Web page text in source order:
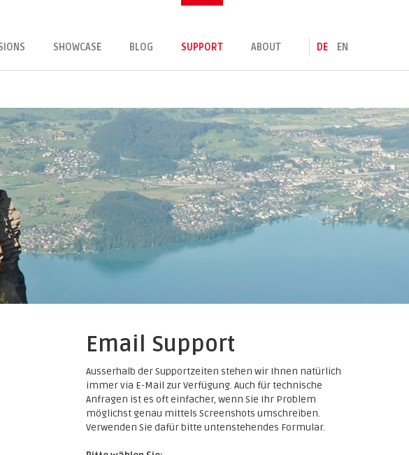
DE EN
SHOWCASE BLOG SUPPORT ABOUT
Email Support
Ausserhalb der Supportzeiten stehen wir Ihnen natürlich
immer via E-Mail zur Verfügung. Auch für technische
Anfragen ist es oft einfacher, wenn Sie Ihr Problem
möglichst genau mittels Screenshots umschreiben.
Verwenden Sie dafür bitte untenstehendes Formular.